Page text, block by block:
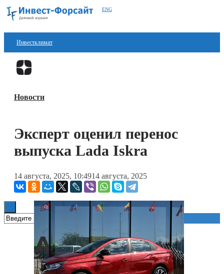
ENG
Инвестклимат
Финансы
Блокчейн
Книги
Новости
Эксперт оценил перенос
выпуска Lada Iskra
14 августа, 2025, 10:4914 августа, 2025